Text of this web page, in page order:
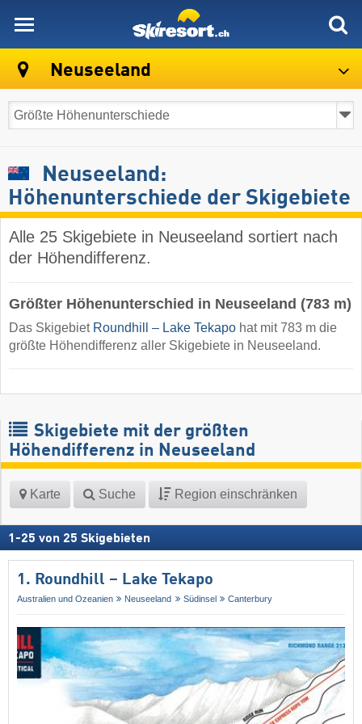
Neuseeland
Neuseeland:
Höhenunterschiede der Skigebiete
Alle 25 Skigebiete in Neuseeland sortiert nach
der Höhendifferenz.
Größter Höhenunterschied in Neuseeland (783 m)
Das Skigebiet Roundhill – Lake Tekapo hat mit 783 m die
größte Höhendifferenz aller Skigebiete in Neuseeland.
Skigebiete mit der größten
Höhendifferenz in Neuseeland
Karte Suche Region einschränken
1 -25 von 25 Skigebieten
1. Roundhill – Lake Tekapo
Australien und Ozeanien Neuseeland Südinsel Canterbury